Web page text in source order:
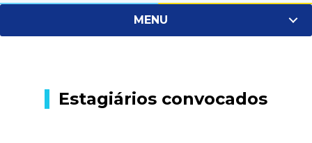
MENU
Estagiários convocados